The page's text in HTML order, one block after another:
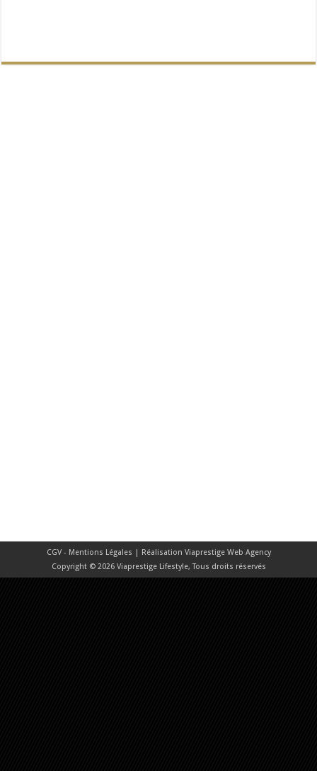
CGV - Mentions Légales | Réalisation Viaprestige Web Agency
Copyright © 2026 Viaprestige Lifestyle, Tous droits réservés